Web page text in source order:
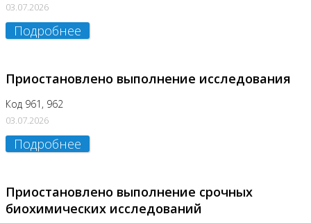
03.07.2026
Подробнее
Приостановлено выполнение исследования
Код 961, 962
03.07.2026
Подробнее
Приостановлено выполнение срочных
биохимических исследований